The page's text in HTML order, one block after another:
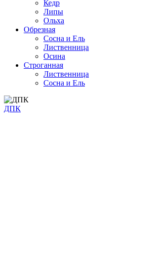
Кедр
Липы
Ольха
Обрезная
Cосна и Ель
Лиственница
Осина
Строганная
Лиственница
Сосна и Ель
ДПК